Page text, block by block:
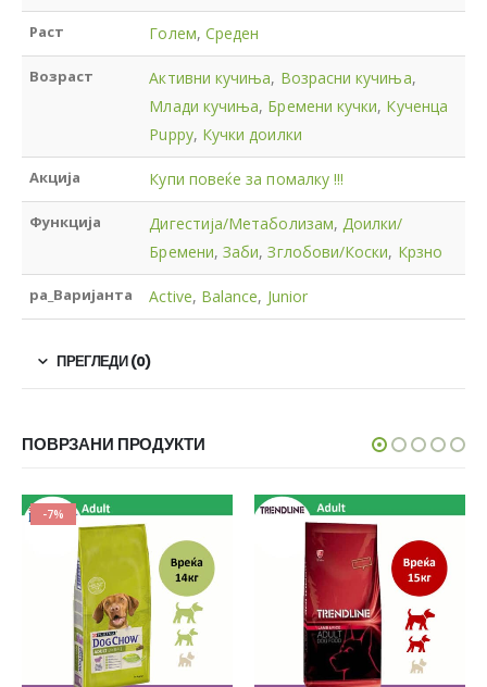
Раст Голем, Среден
Возраст Активни кучиња, Возрасни кучиња,
Млади кучиња, Бремени кучки, Кученца
Puppy, Кучки доилки
Акција Купи повеќе за помалку !!!
Функција Дигестија/Метаболизам, Доилки/
Бремени,Заби,Зглобови/Коски, Крзно
pa_Варијанта Active, Balance, Junior
ПРЕГЛЕДИ (0)
ПОВРЗАНИ ПРОДУКТИ
-7%